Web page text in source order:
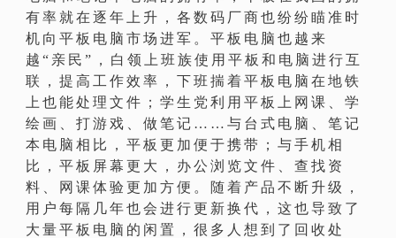
有率就在逐年上升，各数码厂商也纷纷瞄准时
机向平板电脑市场进军。平板电脑也越来
越“亲民”，白领上班族使用平板和电脑进行互
联，提高工作效率，下班揣着平板电脑在地铁
上也能处理文件；学生党利用平板上网课、学
绘画、打游戏、做笔记……与台式电脑、笔记
本电脑相比，平板更加便于携带；与手机相
比，平板屏幕更大，办公浏览文件、查找资
料、网课体验更加方便。随着产品不断升级，
用户每隔几年也会进行更新换代，这也导致了
大量平板电脑的闲置，很多人想到了回收处